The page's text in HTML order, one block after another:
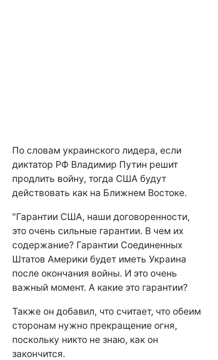
По словам украинского лидера, если
диктатор РФ Владимир Путин решит
продлить войну, тогда США будут
действовать как на Ближнем Востоке.
"Гарантии США, наши договоренности,
это очень сильные гарантии. В чем их
содержание? Гарантии Соединенных
Штатов Америки будет иметь Украина
после окончания войны. И это очень
важный момент. А какие это гарантии?
Также он добавил, что считает, что обеим
сторонам нужно прекращение огня,
поскольку никто не знаю, как он
закончится.